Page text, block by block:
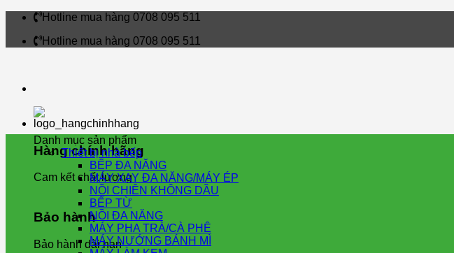
Skip
content
Hotline mua hàng 0708 095 511
Hotline mua hàng 0708 095 511
Hàng chính hãng
Cam kết chất lượng
Bảo hành
Bảo hành dài hạn
Danh mục sản phẩm
Thiết bị nhà bếp
BẾP ĐA NĂNG
MÁY XAY ĐA NĂNG/MÁY ÉP
NỒI CHIÊN KHÔNG DẦU
BẾP TỪ
NỒI ĐA NĂNG
MÁY PHA TRÀ/CÀ PHÊ
MÁY NƯỚNG BÁNH MÌ